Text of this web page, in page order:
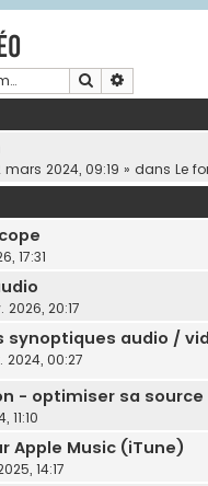
Rechercher
mars 2024, 09:19 » dans Le
17:31
2026, 20:17
synoptiques audio /
2024, 00:27
- optimiser sa source
11:10
Apple Music (iTune)
14:17